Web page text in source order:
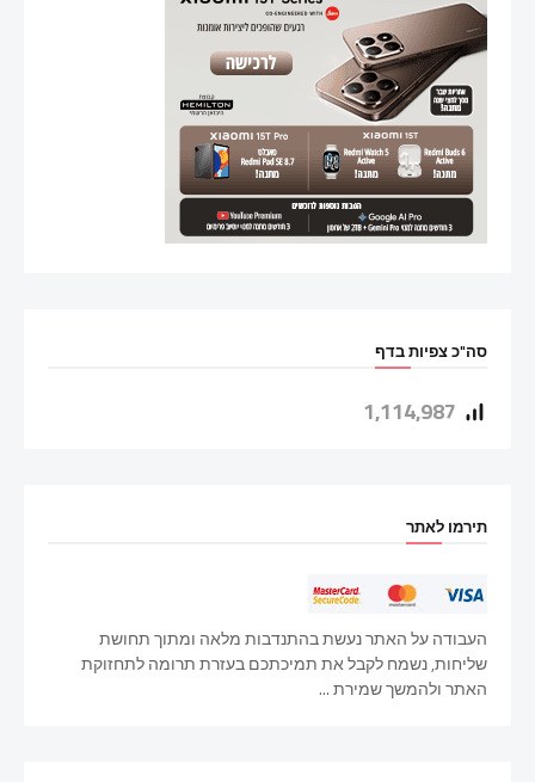
סה"כ צפיות בדף
1,114,987
תירמו לאתר
העבודה על האתר נעשת בהתנדבות מלאה ומתוך תחושת
שליחות, נשמח לקבל את תמיכתכם בעזרת תרומה לתחזוקת
האתר ולהמשך שמירת ...